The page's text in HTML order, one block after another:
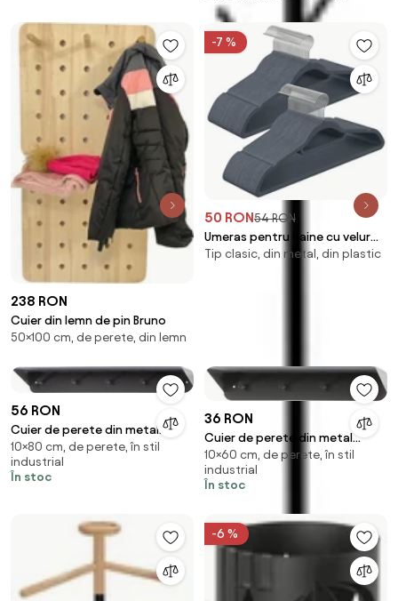
238 RON
Cuier din lemn de pin Bruno
50×100 cm, de perete, din lemn
-7 %
50 RON54 RON
Umeras pentru haine cu velur
gri, 20 buc
Tip clasic, din metal, din plastic
56 RON
Cuier de perete din metal
KENAN 80 cm, negru
10×80 cm, de perete, în stil
industrial
În stoc
36 RON
Cuier de perete din metal
KENAN 60 cm, negru
10×60 cm, de perete, în stil
industrial
În stoc
-6 %